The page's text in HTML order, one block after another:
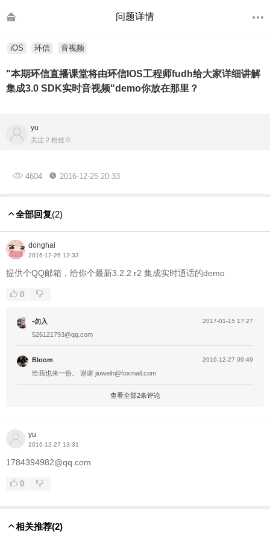
问题详情
iOS 环信 音视频
"本期环信直播课堂将由环信IOS工程师fudh给大家详细讲解
集成3.0 SDK实时音视频"demo你放在那里？
yu
关注:2 粉丝:0
4604 2016-12-25 20:33
全部回复(2)
donghai
2016-12-26 12:33
提供个QQ邮箱，给你个最新3.2.2 r2 集成实时通话的demo
0
-勿入 2017-01-15 17:27
526121793@qq.com
Bloom 2016-12-27 09:49
给我也来一份。 谢谢 jiuweih@foxmail.com
查看全部2条评论
yu
2016-12-27 13:31
1784394982@qq.com
0
相关推荐(2)